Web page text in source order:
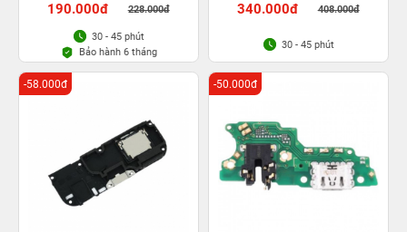
190.000đ 228.000đ
30 - 45 phút
Bảo hành 6 tháng
340.000đ 408.000đ
30 - 45 phút
-58.000đ -50.000đ